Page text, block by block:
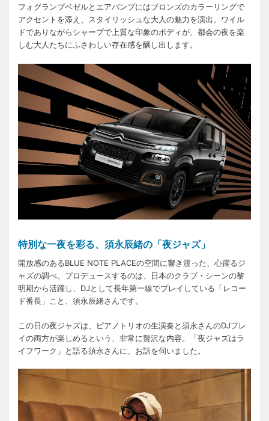
フォグランプベゼルとエアバンプにはブロンズのカラーリングで
アクセントを添え、スタイリッシュな大人の魅力を演出。ワイル
ドでありながらシャープで上質な印象のボディが、都会の夜を楽
しむ大人たちにふさわしい存在感を醸し出します。
特別な一夜を彩る、須永辰緒の「夜ジャズ」
開放感のあるBLUE NOTE PLACEの空間に響き渡った、心躍るジ
ャズの調べ。プロデュースするのは、日本のクラブ・シーンの黎
明期から活躍し、DJとして長年第一線でプレイしている「レコー
ド番長」こと、須永辰緒さんです。
この日の夜ジャズは、ピアノトリオの生演奏と須永さんのDJプレ
イの両方が楽しめるという、非常に贅沢な内容。「夜ジャズはラ
イフワーク」と語る須永さんに、お話を伺いました。